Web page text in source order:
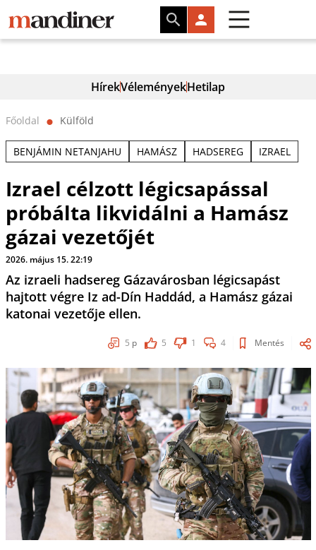
HírekVéleményekHetilap
Főoldal ⬤ Külföld
BENJÁMIN NETANJAHU HAMÁSZ HADSEREG IZRAEL
Izrael célzott légicsapással
próbálta likvidálni a Hamász
gázai vezetőjét
2026. május 15. 22:19
Az izraeli hadsereg Gázavárosban légicsapást
hajtott végre Iz ad-Dín Haddád, a Hamász gázai
katonai vezetője ellen.
5 p 5 1 4 Mentés